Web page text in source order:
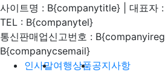
사이트명 : B{companytitle} | 대표자
TEL : B{companytel}
통신판매업신고번호 :
B{companycsemail}
인사말여행상품공지사항